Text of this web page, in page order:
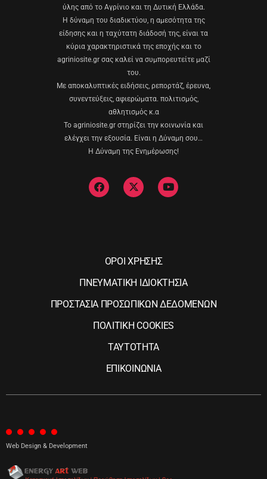
ύλης από το Αγρίνιο και τη Δυτική Ελλάδα.
Η δύναμη του διαδικτύου, η αμεσότητα της
είδησης και η ταχύτατη διάδοσή της, είναι τα
κύρια χαρακτηριστικά της εποχής και το
agriniosite.gr σας καλεί να συμπορευτείτε μαζί
του.
Με αποκαλυπτικές ειδήσεις, ρεπορτάζ, έρευνα,
συνεντεύξεις, αφιερώματα. πολιτισμός,
αθλητισμός κ.α
Το agriniosite.gr στηρίζει την κοινωνία και
ελέγχει την εξουσία. Είναι η Δύναμη σου…
Η Δύναμη της Ενημέρωσης!
ΟΡΟΙ ΧΡΗΣΗΣ
ΠΝΕΥΜΑΤΙΚΗ ΙΔΙΟΚΤΗΣΙΑ
ΠΡΟΣΤΑΣΙΑ ΠΡΟΣΩΠΙΚΩΝ ΔΕΔΟΜΕΝΩΝ
ΠΟΛΙΤΙΚΗ COOKIES
ΤΑΥΤΟΤΗΤΑ
ΕΠΙΚΟΙΝΩΝΙΑ
Web Design & Development